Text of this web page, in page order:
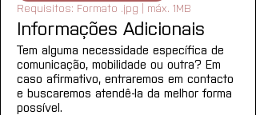
Requisitos: Formato .jpg | máx. 1MB
Informações Adicionais
Tem alguma necessidade específica de
comunicação, mobilidade ou outra? Em
caso afirmativo, entraremos em contacto
e buscaremos atendê-la da melhor forma
possível.